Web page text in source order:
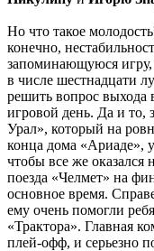
Но что такое
конечно,
запоминающуюся игру,
в числе шестнадцати
решить вопрос выхода
игровой день. Да и то,
Урал», который на
конца дома «Ариаде»,
чтобы все же оказался
поезда «Челмет» на
основное время.
ему очень помогли
«Трактора». Главная
плей-офф, и серьезно